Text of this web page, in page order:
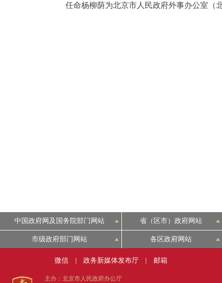
DEUTSCH
ESPAÑOL
任命杨柳荫为北京市人民政府外事办公室（
中国政府网及国务院部门网站 省（区市）政府网站
市级政府部门网站 各区政府网站
微信 政务新媒体发布厅 邮箱
主办：北京市人民政府办公厅